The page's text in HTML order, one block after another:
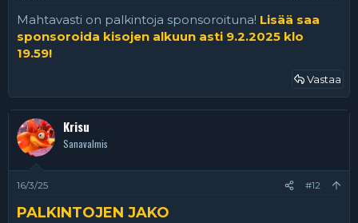
Mahtavasti on palkintoja sponsoroituna! Lisää saa
sponsoroida kisojen alkuun asti 9.2.2025 klo
19.59!
Vastaa
Krisu
Sanavalmis
16/3/25 #12
PALKINTOJEN JAKO